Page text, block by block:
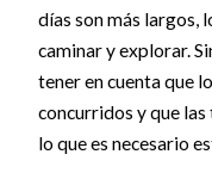
días son más largos,
caminar y explorar.
tener en cuenta que
concurridos y que
lo que es necesario